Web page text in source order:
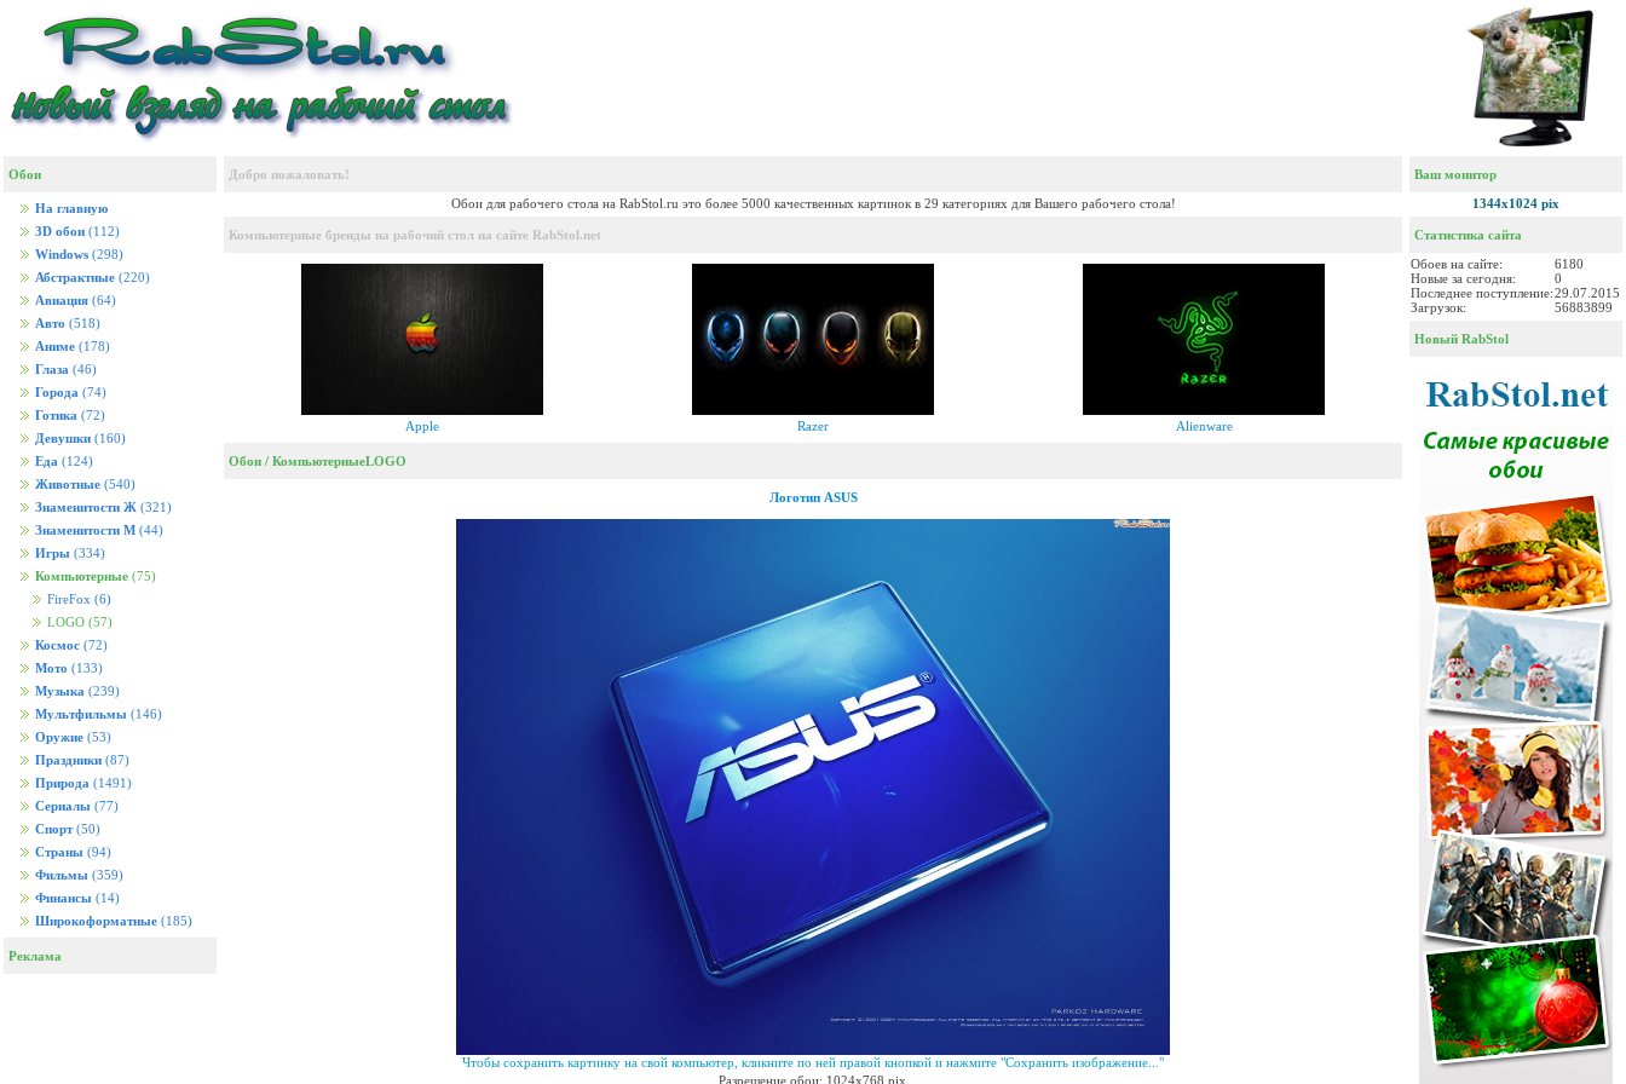
Обои
На главную
3D обои (112)
Windows (298)
Абстрактные (220)
Авиация (64)
Авто (518)
Аниме (178)
Глаза (46)
Города (74)
Готика (72)
Девушки (160)
Еда (124)
Животные (540)
Знаменитости Ж (321)
Знаменитости М (44)
Игры (334)
Компьютерные (75)
FireFox (6)
LOGO (57)
Космос (72)
Мото (133)
Музыка (239)
Мультфильмы (146)
Оружие (53)
Праздники (87)
Природа (1491)
Сериалы (77)
Спорт (50)
Страны (94)
Фильмы (359)
Финансы (14)
Широкоформатные (185)
Реклама
Добро пожаловать!
Обои для рабочего стола на RabStol.ru это более 5000 качественных картинок в 29 категориях для Вашего рабочего стола!
Компьютерные бренды на рабочий стол на сайте RabStol.net
Apple Razer Alienware
Обои / КомпьютерныеLOGO
Логотип ASUS
Чтобы сохранить картинку на свой компьютер, кликните по ней правой кнопкой и нажмите "Сохранить изображение..."
Разрешение обои: 1024x768 pix
Ваш монитор
1344x1024 pix
Статистика сайта
Обоев на сайте:
6180
Новые за сегодня:
0
Последнее поступление:29.07.2015
Загрузок:
56883899
Новый RabStol